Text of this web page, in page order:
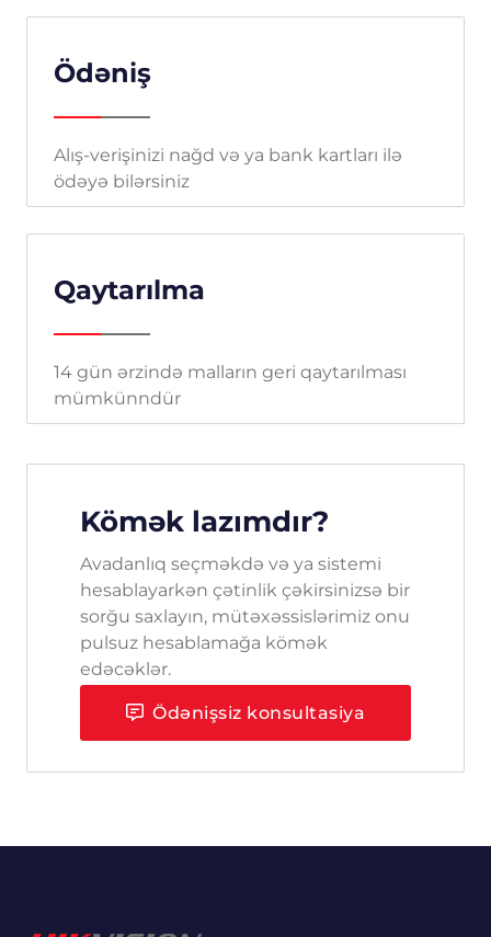
Ödəniş
Alış-verişinizi nağd və ya bank kartları ilə
ödəyə bilərsiniz
Qaytarılma
14 gün ərzində malların geri qaytarılması
mümkünndür
Kömək lazımdır?
Avadanlıq seçməkdə və ya sistemi
hesablayarkən çətinlik çəkirsinizsə bir
sorğu saxlayın, mütəxəssislərimiz onu
pulsuz hesablamağa kömək
edəcəklər.
Ödənişsiz konsultasiya